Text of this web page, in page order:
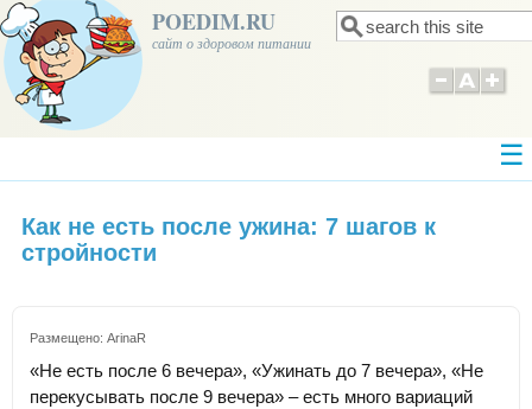
POEDIM.RU
сайт о здоровом питании Форма поиска
Поиск
Как не есть после ужина: 7 шагов к
стройности
Размещено: ArinaR
«Не есть после 6 вечера», «Ужинать до 7 вечера», «Не
перекусывать после 9 вечера» – есть много вариаций